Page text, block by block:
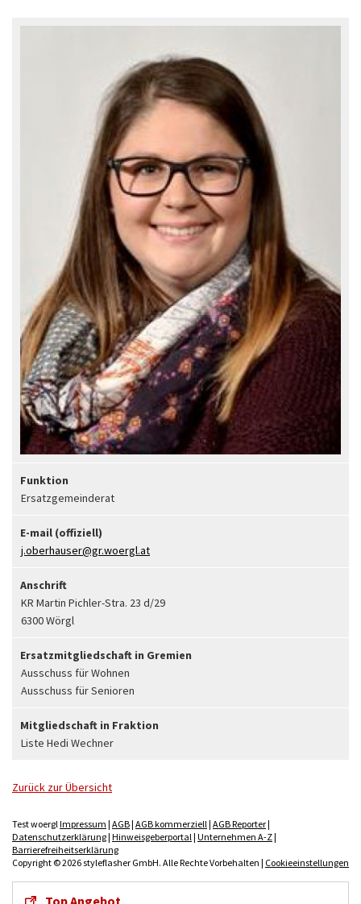
Funktion
Ersatzgemeinderat
E-mail (offiziell)
j.oberhauser@gr.woergl.at
Anschrift
KR Martin Pichler-Stra. 23 d/29
6300 Wörgl
Ersatzmitgliedschaft in Gremien
Ausschuss für Wohnen
Ausschuss für Senioren
Mitgliedschaft in Fraktion
Liste Hedi Wechner
Zurück zur Übersicht
Test woerglImpressum | AGB| AGB kommerziell| AGB Reporter|
Datenschutzerklärung| Hinweisgeberportal| Unternehmen A-Z|
Barrierefreiheitserklärung
Copyright © 2026 styleflasher GmbH. Alle Rechte Vorbehalten | Cookieeinstellungen